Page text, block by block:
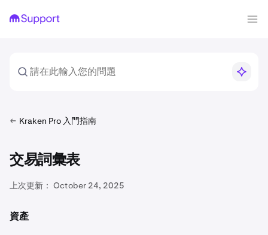
Kraken Pro 入門指南
交易詞彙表
上次更新： October 24, 2025
資產